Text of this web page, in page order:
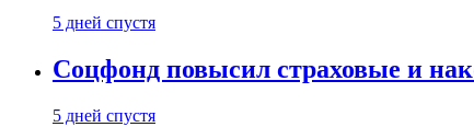
5 дней спустя
Соцфонд повысил страховые и
5 дней спустя